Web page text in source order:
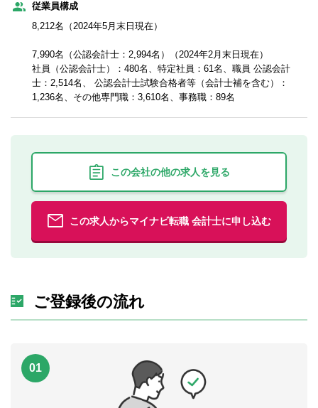
従業員構成
8,212名（2024年5月末日現在）
7,990名（公認会計士：2,994名）（2024年2月末日現在）
社員（公認会計士）：480名、特定社員：61名、職員 公認会計
士：2,514名、 公認会計士試験合格者等（会計士補を含む）：
1,236名、その他専門職：3,610名、事務職：89名
この会社の他の求人を見る
この求人からマイナビ転職 会計士に申し込む
ご登録後の流れ
01